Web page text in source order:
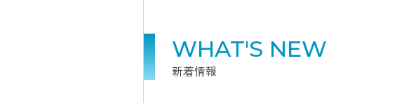
WHAT'S NEW
新着情報